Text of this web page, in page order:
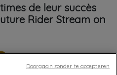
de leur succès
Rider Stream on
Doorgaan zonder te accepteren